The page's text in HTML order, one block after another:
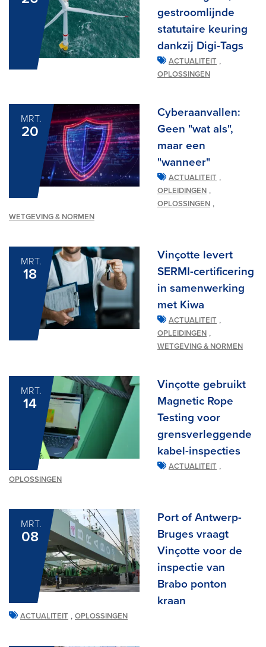
gestroomlijnde
statutaire keuring
dankzij Digi-Tags
ACTUALITEIT ,
OPLOSSINGEN
MRT.
20
Cyberaanvallen:
Geen "wat als",
maar een
"wanneer"
ACTUALITEIT ,
OPLEIDINGEN ,
OPLOSSINGEN ,
WETGEVING & NORMEN
MRT.
18
Vinçotte levert
SERMI-certificering
in samenwerking
met Kiwa
ACTUALITEIT ,
OPLEIDINGEN ,
WETGEVING & NORMEN
MRT.
14
Vinçotte gebruikt
Magnetic Rope
Testing voor
grensverleggende
kabel-inspecties
ACTUALITEIT ,
OPLOSSINGEN
MRT.
08
Port of Antwerp-
Bruges vraagt
Vinçotte voor de
inspectie van
Brabo ponton
kraan
ACTUALITEIT , OPLOSSINGEN